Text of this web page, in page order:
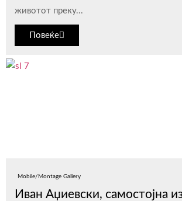
животот преку...
Повеќе
Mobile/Montage Gallery
Иван Аџиевски, самостојна